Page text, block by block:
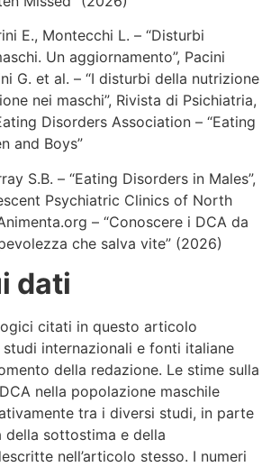
E., Montecchi L. – “Disturbi
Un aggiornamento”, Pacini
G. et al. – “I disturbi della nutrizione
nei maschi”, Rivista di Psichiatria,
Disorders Association – “Eating
and Boys”
S.B. – “Eating Disorders in Males”,
Psychiatric Clinics of North
– “Conoscere i DCA da
che salva vite” (2026)
dati
citati in questo articolo
internazionali e fonti italiane
della redazione. Le stime sulla
nella popolazione maschile
tra i diversi studi, in parte
della sottostima e della
nell’articolo stesso. I numeri